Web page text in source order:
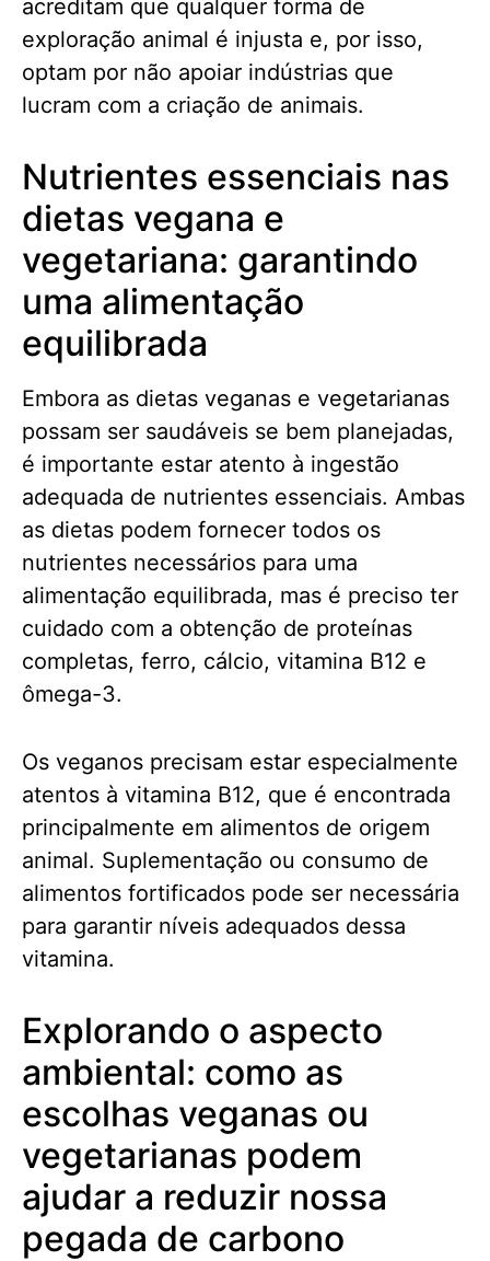
acreditam que qualquer forma de
exploração animal é injusta e, por isso,
optam por não apoiar indústrias que
lucram com a criação de animais.
Nutrientes essenciais nas
dietas vegana e
vegetariana: garantindo
uma alimentação
equilibrada
Embora as dietas veganas e vegetarianas
possam ser saudáveis se bem planejadas,
é importante estar atento à ingestão
adequada de nutrientes essenciais. Ambas
as dietas podem fornecer todos os
nutrientes necessários para uma
alimentação equilibrada, mas é preciso ter
cuidado com a obtenção de proteínas
completas, ferro, cálcio, vitamina B12 e
ômega-3.
Os veganos precisam estar especialmente
atentos à vitamina B12, que é encontrada
principalmente em alimentos de origem
animal. Suplementação ou consumo de
alimentos fortificados pode ser necessária
para garantir níveis adequados dessa
vitamina.
Explorando o aspecto
ambiental: como as
escolhas veganas ou
vegetarianas podem
ajudar a reduzir nossa
pegada de carbono